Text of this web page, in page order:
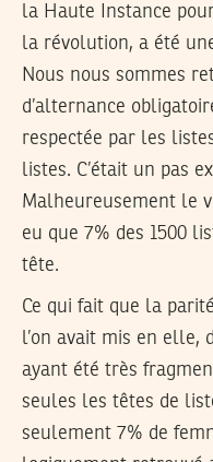
la Haute Instance
la révolution, a été
Nous nous sommes
d’alternance
respectée par les
listes. C’était un pas
Malheureusement le
eu que 7% des 1500
tête.
Ce qui fait que la
l’on avait mis en elle,
ayant été très
seules les têtes de
seulement 7% de